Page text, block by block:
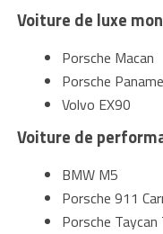
Voiture de luxe
Porsche Macan
Porsche
Volvo EX90
Voiture de
BMW M5
Porsche 911
Porsche Taycan